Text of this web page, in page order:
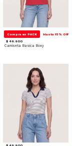
Compra en PACK Hasta 15% Off
$ 49.900
Camiseta Basica Boxy